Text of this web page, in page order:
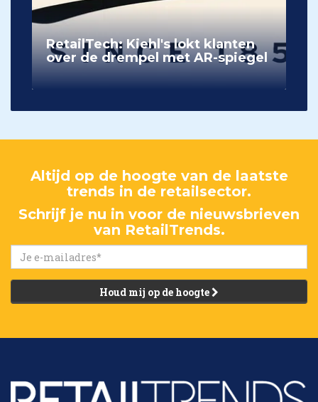
RetailTech: Kiehl's lokt klanten
over de drempel met AR-spiegel
Altijd op de hoogte van de laatste
trends in de retailsector.
Schrijf je nu in voor de nieuwsbrieven
van RetailTrends.
Houd mij op de hoogte